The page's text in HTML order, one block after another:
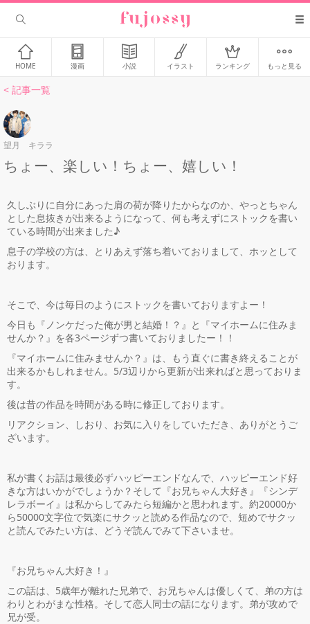
HOME 漫画 小説 イラスト ランキング もっと見る
< 記事一覧
望月 キララ
ちょー、楽しい！ちょー、嬉しい！
久しぶりに自分にあった肩の荷が降りたからなのか、やっとちゃん
とした息抜きが出来るようになって、何も考えずにストックを書い
ている時間が出来ました♪
息子の学校の方は、とりあえず落ち着いておりまして、ホッとして
おります。
そこで、今は毎日のようにストックを書いておりますよー！
今日も『ノンケだった俺が男と結婚！？』と『マイホームに住みま
せんか？』を各3ページずつ書いておりましたー！！
『マイホームに住みませんか？』は、もう直ぐに書き終えることが
出来るかもしれません。5/3辺りから更新が出来ればと思っておりま
す。
後は昔の作品を時間がある時に修正しております。
リアクション、しおり、お気に入りをしていただき、ありがとうご
ざいます。
私が書くお話は最後必ずハッピーエンドなんで、ハッピーエンド好
きな方はいかがでしょうか？そして『お兄ちゃん大好き』『シンデ
レラボーイ』は私からしてみたら短編かと思われます。約20000か
ら50000文字位で気楽にサクッと読める作品なので、短めでサクッ
と読んでみたい方は、どうぞ読んでみて下さいませ。
『お兄ちゃん大好き！』
この話は、5歳年が離れた兄弟で、お兄ちゃんは優しくて、弟の方は
わりとわがまな性格。そして恋人同士の話になります。弟が攻めで
兄が受。